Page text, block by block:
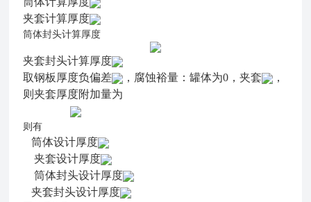
夹套计算厚度
筒体封头计算厚度
夹套封头计算厚度
取钢板厚度负偏差
，腐蚀裕量：罐体为0，夹套
，
则夹套厚度附加量为
则有
筒体设计厚度
夹套设计厚度
筒体封头设计厚度
夹套封头设计厚度